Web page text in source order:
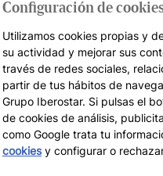
Configuración de
Utilizamos cookies propias y
su actividad y mejorar sus
través de redes sociales,
partir de tus hábitos de
Grupo Iberostar. Si pulsas el
de cookies de análisis,
como Google trata tu
cookiesy configurar o